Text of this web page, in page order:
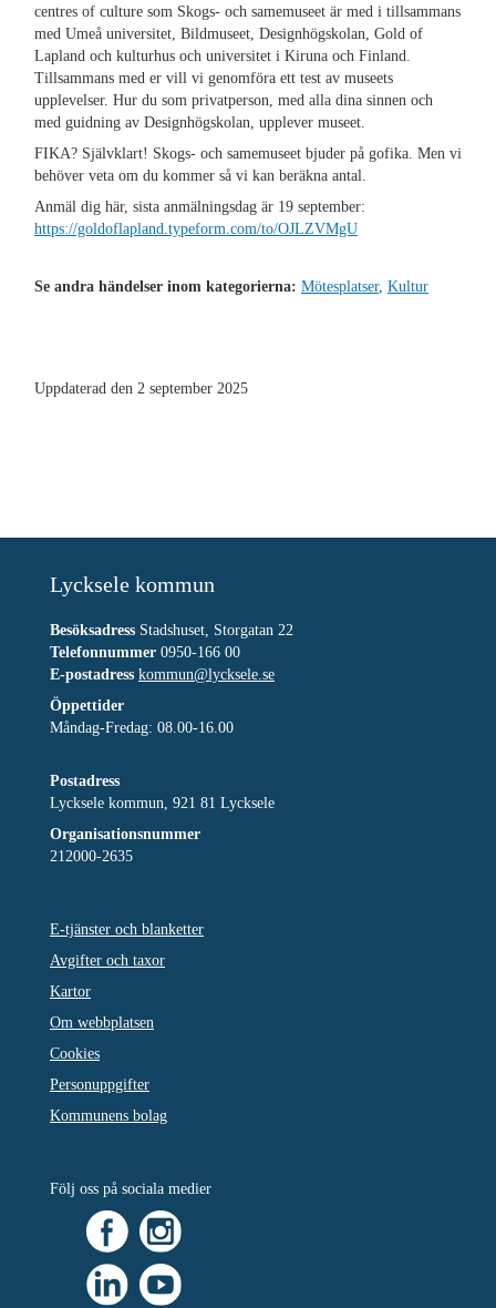
centres of culture som Skogs- och samemuseet är med i tillsammans
med Umeå universitet, Bildmuseet, Designhögskolan, Gold of
Lapland och kulturhus och universitet i Kiruna och Finland.
Tillsammans med er vill vi genomföra ett test av museets
upplevelser. Hur du som privatperson, med alla dina sinnen och
med guidning av Designhögskolan, upplever museet.
FIKA? Självklart! Skogs- och samemuseet bjuder på gofika. Men vi
behöver veta om du kommer så vi kan beräkna antal.
Anmäl dig här, sista anmälningsdag är 19 september:
https://goldoflapland.typeform.com/to/OJLZVMgU
Se andra händelser inom kategorierna: Mötesplatser, Kultur
Uppdaterad den 2 september 2025
Lycksele kommun
Besöksadress Stadshuset, Storgatan 22
Telefonnummer 0950-166 00
E-postadress kommun@lycksele.se
Öppettider
Måndag-Fredag: 08.00-16.00
Postadress
Lycksele kommun, 921 81 Lycksele
Organisationsnummer
212000-2635
E-tjänster och blanketter
Avgifter och taxor
Kartor
Om webbplatsen
Cookies
Personuppgifter
Kommunens bolag
Följ oss på sociala medier